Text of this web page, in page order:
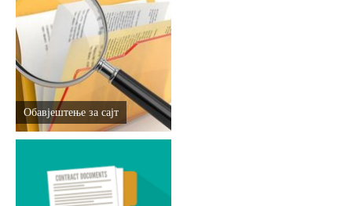
Манифестације
Смјештај
Мултимедија
Фото
Видео
Обавјештење за сајт